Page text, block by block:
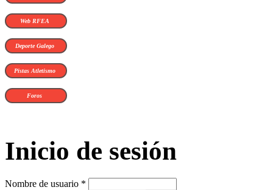
Web RFEA
Deporte Galego
Pistas Atletismo
Foros
Inicio de sesión
Nombre de usuario *